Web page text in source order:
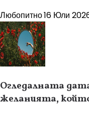
Любопитно16 Юли
Огледалната
желанията,